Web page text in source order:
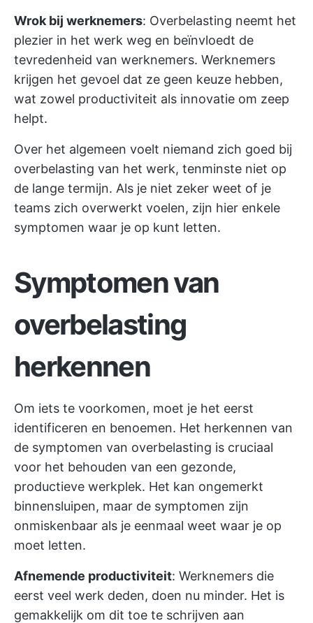
Wrok bij werknemers: Overbelasting neemt het
plezier in het werk weg en beïnvloedt de
tevredenheid van werknemers. Werknemers
krijgen het gevoel dat ze geen keuze hebben,
wat zowel productiviteit als innovatie om zeep
helpt.
Over het algemeen voelt niemand zich goed bij
overbelasting van het werk, tenminste niet op
de lange termijn. Als je niet zeker weet of je
teams zich overwerkt voelen, zijn hier enkele
symptomen waar je op kunt letten.
Symptomen van
overbelasting
herkennen
Om iets te voorkomen, moet je het eerst
identificeren en benoemen. Het herkennen van
de symptomen van overbelasting is cruciaal
voor het behouden van een gezonde,
productieve werkplek. Het kan ongemerkt
binnensluipen, maar de symptomen zijn
onmiskenbaar als je eenmaal weet waar je op
moet letten.
Afnemende productiviteit: Werknemers die
eerst veel werk deden, doen nu minder. Het is
gemakkelijk om dit toe te schrijven aan